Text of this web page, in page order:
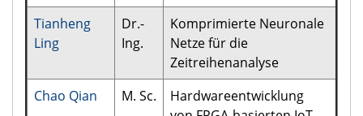
Tianheng
Ling
Dr.-
Ing.
Komprimierte Neuronale
Netze für die
Zeitreihenanalyse
Chao Qian
M. Sc.
Hardwareentwicklung